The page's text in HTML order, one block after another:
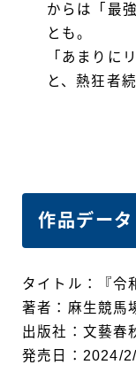
からは「最
とも。
「あまりに
と、熱狂者
作品データ
タイトル：『令
著者：麻生競馬
出版社：文藝春
発売日：2024/